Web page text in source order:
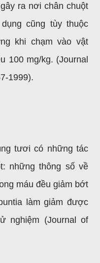
ra nơi chân chuột
cũng tùy thuộc
khi chạm vào vật
100 mg/kg. (Journal
1999).
tươi có những tác
những thông số về
máu đều giảm bớt
làm giảm được
nghiệm (Journal of